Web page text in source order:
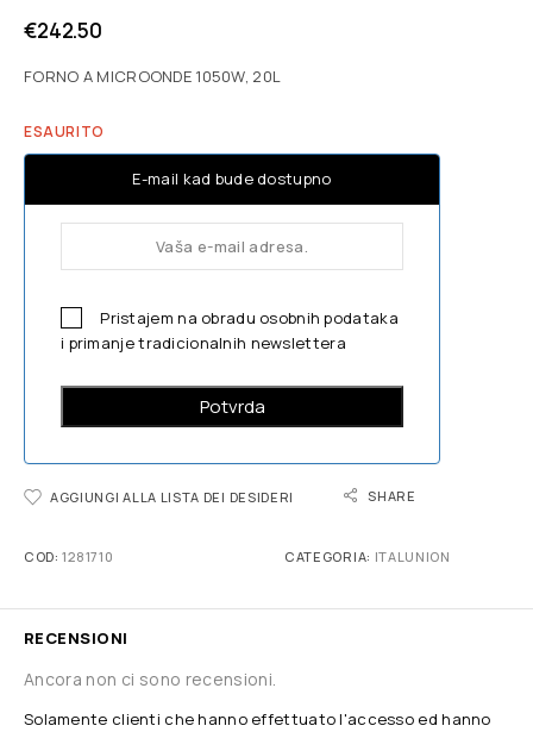
€242.50
FORNO A MICROONDE 1050W, 20L
ESAURITO
E-mail kad bude dostupno
Pristajem na obradu osobnih podataka
i primanje tradicionalnih newslettera
AGGIUNGI ALLA LISTA DEI DESIDERI SHARE
COD:1281710 CATEGORIA: ITALUNION
RECENSIONI
Ancora non ci sono recensioni.
Solamente clienti che hanno effettuato l'accesso ed hanno